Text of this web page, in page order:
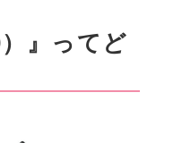
』ってど